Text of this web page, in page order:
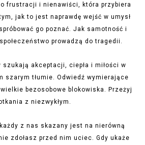
o frustracji i nienawiści, która przybiera
jak to jest naprawdę wejść w umysł
go poznać. Jak samotność i
prowadzą do tragedii.
akceptacji, ciepła i miłości w
szarym tłumie. Odwiedź wymierające
bezosobowe blokowiska. Przeżyj
z niezwykłym.
z nas skazany jest na nierówną
zdołasz przed nim uciec. Gdy ukaże